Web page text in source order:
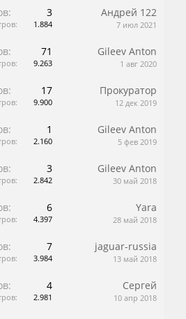
3
1.884
Андрей 122
7 июл 2021
71
9.263
Gileev Anton
1 авг 2020
17
9.900
Прокуратор
12 дек 2019
1
2.160
Gileev Anton
5 фев 2019
3
2.842
Gileev Anton
30 май 2018
6
4.397
Yara
28 май 2018
7
3.984
jaguar-russia
13 май 2018
4
2.981
Сергей
10 апр 2018